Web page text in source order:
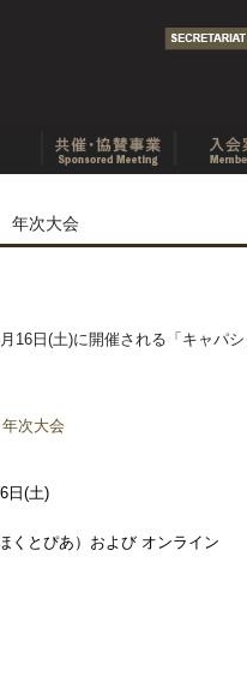
年次大会
16日(土)に開催される「キャパ
次大会
日(土)
くとぴあ）および オンライン